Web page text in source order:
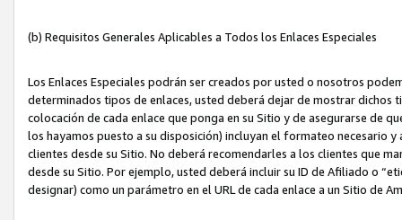
(b) Requisitos Generales Aplicables a Todos los Enlaces Especiales
Los Enlaces Especiales podrán ser creados por usted o nosotros
determinados tipos de enlaces, usted deberá dejar de mostrar dichos
colocación de cada enlace que ponga en su Sitio y de asegurarse de
los hayamos puesto a su disposición) incluyan el formateo necesario
clientes desde su Sitio. No deberá recomendarles a los clientes que
desde su Sitio. Por ejemplo, usted deberá incluir su ID de Afiliado o
designar) como un parámetro en el URL de cada enlace a un Sitio de